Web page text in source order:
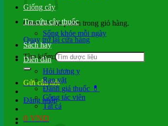
Chưa có sản phẩm trong giỏ hàng.
Quay trở lại cửa hàng
Tìm kiếm:
Gửi câu hỏi
Đăng nhập
0 VND
Giống cây
Tra cứu cây thuốc
Sống khỏe mỗi ngày
Sách hay
Diễn đàn
Hỏi lương y
Rao vặt
Đánh giá thuốc 💊
Cộng tác viên
Tất cả